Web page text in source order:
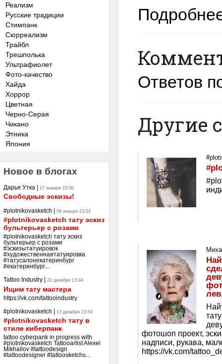
Ответов
Другие
фотошоп проект,
надписи, рукава,
https://vk.com/
Реализм
Русские традиции
Стимпанк
Сюрреализм
Трайбл
Трешполька
Ультрафиолет
Фото-качество
Хайда
Хоррор
Цветная
Черно-Серая
Чикано
Этника
Япония
Новое в блогах
Дарья Утка 17 января 15:00
Свободные эскизы!
#plotnikovasketch 09 января 23:53
#plotnikovasketch тату эскиз
бультерьер с розами
#plotnikovasketch тату эскиз
бультерьер с розами
#эскизытатуировок
#художественнаятатуировка
#татусалонекатеринбург
#екатеринбург...
Tattoo Industry| 22 декабря 13:44
Ищим тату мастера
https://vk.com/tattooindustry
#plotnikovasketch 13 декабря 23:54
#plotnikovasketch тату в
стиле киберпанк
tattoo cyberpank in progress with
#plotnikovasketch Tattooartist Alexei
Mikhailov #tattoodesign
#tattoodesigner #tattoosketchs...